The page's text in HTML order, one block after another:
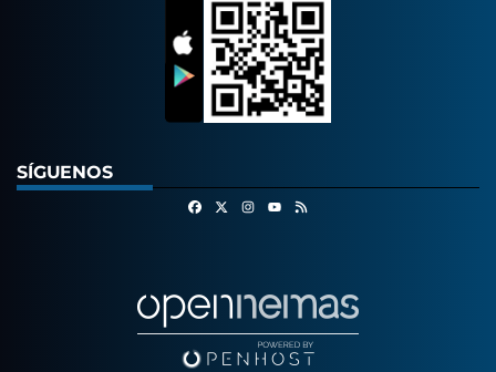
SÍGUENOS
FacebookInstagram